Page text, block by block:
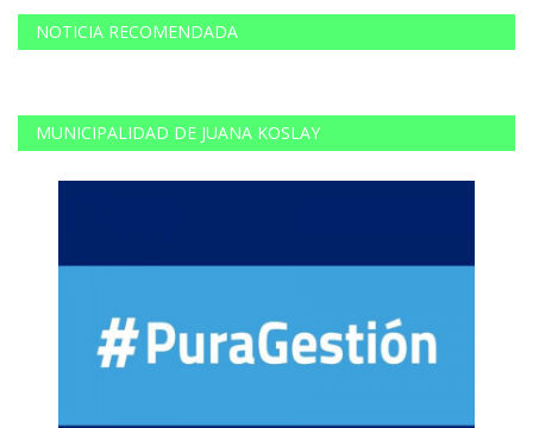
NOTICIA RECOMENDADA
MUNICIPALIDAD DE JUANA KOSLAY